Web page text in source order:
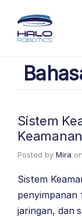
Sistem
Posted by Mira on
Sistem
penyimpanan
jaringan, dan